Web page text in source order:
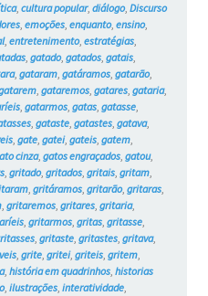
, cultura popular, diálogo, Discurso
, emoções, enquanto, ensino,
, entretenimento, estratégias,
, gatado, gatados, gatais,
, gataram, gatáramos, gatarão,
, gataremos, gatares, gataria,
, gatarmos, gatas, gatasse,
, gataste, gatastes, gatava,
, gate, gatei, gateis, gatem,
cinza, gatos engraçados, gatou,
, gritado, gritados, gritais, gritam,
, gritáramos, gritarão, gritaras,
, gritaremos, gritares, gritaria,
, gritarmos, gritas, gritasse,
, gritaste, gritastes, gritava,
, grite, gritei, griteis, gritem,
, história em quadrinhos, historias
, ilustrações, interatividade,